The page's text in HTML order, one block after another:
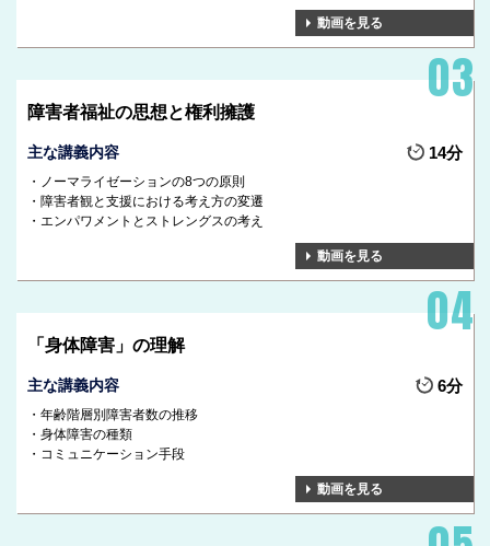
動画を見る
障害者福祉の思想と権利擁護
主な講義内容 14分
ノーマライゼーションの8つの原則
障害者観と支援における考え方の変遷
エンパワメントとストレングスの考え
動画を見る
「身体障害」の理解
主な講義内容 6分
年齢階層別障害者数の推移
身体障害の種類
コミュニケーション手段
動画を見る